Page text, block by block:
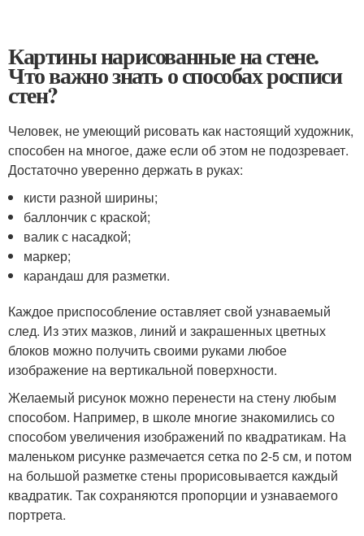
Картины нарисованные на стене.
Что важно знать о способах росписи
стен?
Человек, не умеющий рисовать как настоящий художник,
способен на многое, даже если об этом не подозревает.
Достаточно уверенно держать в руках:
кисти разной ширины;
баллончик с краской;
валик с насадкой;
маркер;
карандаш для разметки.
Каждое приспособление оставляет свой узнаваемый
след. Из этих мазков, линий и закрашенных цветных
блоков можно получить своими руками любое
изображение на вертикальной поверхности.
Желаемый рисунок можно перенести на стену любым
способом. Например, в школе многие знакомились со
способом увеличения изображений по квадратикам. На
маленьком рисунке размечается сетка по 2-5 см, и потом
на большой разметке стены прорисовывается каждый
квадратик. Так сохраняются пропорции и узнаваемого
портрета.